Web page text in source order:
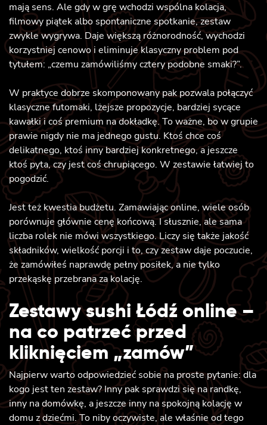
mają sens. Ale gdy w grę wchodzi wspólna kolacja,
filmowy piątek albo spontaniczne spotkanie, zestaw
zwykle wygrywa. Daje większą różnorodność, wychodzi
korzystniej cenowo i eliminuje klasyczny problem pod
tytułem: „czemu zamówiliśmy cztery podobne smaki?”.
W praktyce dobrze skomponowany pak pozwala połączyć
klasyczne futomaki, lżejsze propozycje, bardziej sycące
kawałki i coś premium na dokładkę. To ważne, bo w grupie
prawie nigdy nie ma jednego gustu. Ktoś chce coś
delikatnego, ktoś inny bardziej konkretnego, a jeszcze
ktoś pyta, czy jest coś chrupiącego. W zestawie łatwiej to
pogodzić.
Jest też kwestia budżetu. Zamawiając online, wiele osób
porównuje głównie cenę końcową. I słusznie, ale sama
liczba rolek nie mówi wszystkiego. Liczy się także jakość
składników, wielkość porcji i to, czy zestaw daje poczucie,
że zamówiłeś naprawdę pełny posiłek, a nie tylko
przekąskę przebrana za kolację.
Zestawy sushi Łódź online –
na co patrzeć przed
kliknięciem „zamów”
Najpierw warto odpowiedzieć sobie na proste pytanie: dla
kogo jest ten zestaw? Inny pak sprawdzi się na randkę,
inny na domówkę, a jeszcze inny na spokojną kolację w
domu z dziećmi. To niby oczywiste, ale właśnie od tego